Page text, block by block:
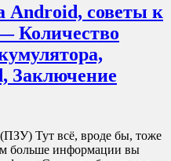
Android, советы к
Количество
Заключение
Тут всё, вроде бы, тоже
больше информации вы